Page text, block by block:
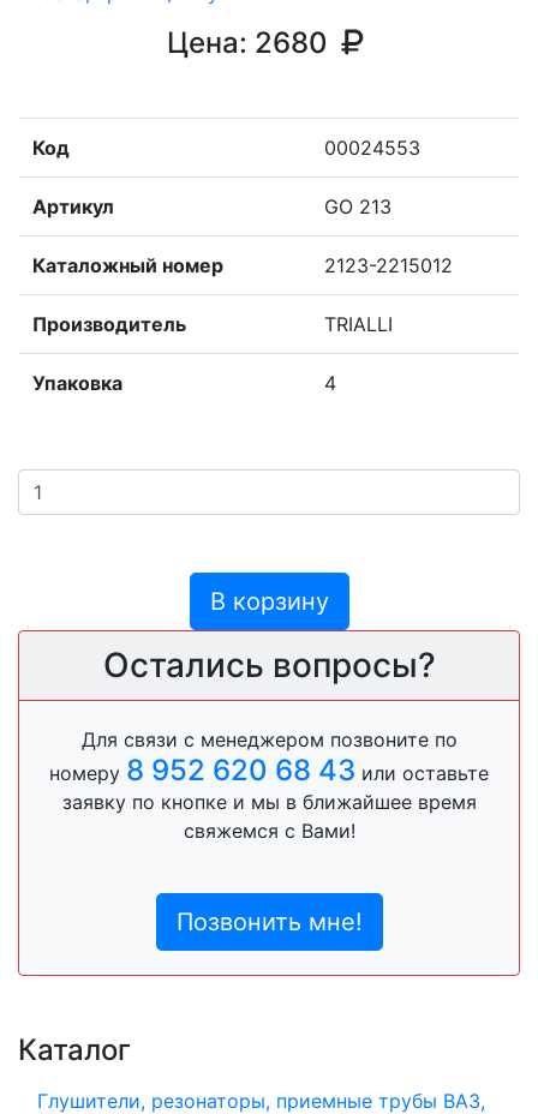
Цена: 2680
Код 00024553
Артикул GO 213
Каталожный номер 2123-2215012
Производитель TRIALLI
Упаковка 4
В корзину
Остались вопросы?
Для связи с менеджером позвоните по
номеру 8 952 620 68 43 или оставьте
заявку по кнопке и мы в ближайшее время
свяжемся с Вами!
Позвонить мне!
Каталог
Глушители, резонаторы, приемные трубы ВАЗ,